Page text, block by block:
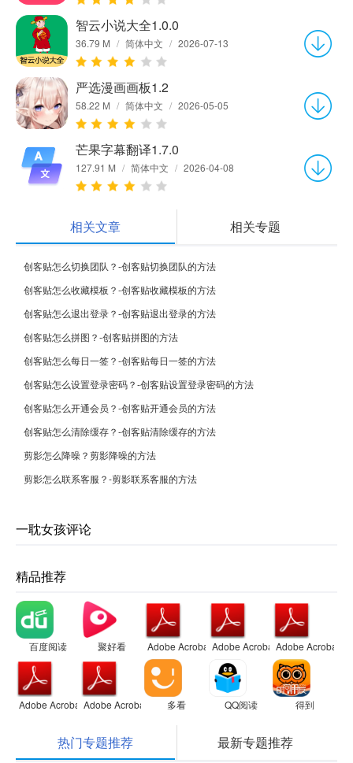
智云小说大全1.0.0
36.79 M / 简体中文 / 2026-07-13
严选漫画画板1.2
58.22 M / 简体中文 / 2026-05-05
芒果字幕翻译1.7.0
127.91 M / 简体中文 / 2026-04-08
相关文章 相关专题
创客贴怎么切换团队？-创客贴切换团队的方法
创客贴怎么收藏模板？-创客贴收藏模板的方法
创客贴怎么退出登录？-创客贴退出登录的方法
创客贴怎么拼图？-创客贴拼图的方法
创客贴怎么每日一签？-创客贴每日一签的方法
创客贴怎么设置登录密码？-创客贴设置登录密码的方法
创客贴怎么开通会员？-创客贴开通会员的方法
创客贴怎么清除缓存？-创客贴清除缓存的方法
剪影怎么降噪？剪影降噪的方法
剪影怎么联系客服？-剪影联系客服的方法
一耽女孩评论
精品推荐
百度阅读 聚好看 Adobe Acrobat Adobe Acrobat Adobe Acrobat
Adobe Acrobat Adobe Acrobat 多看 QQ阅读 得到
热门专题推荐 最新专题推荐